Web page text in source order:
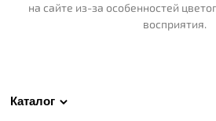
на сайте из-за особенностей
восприятия.
Каталог